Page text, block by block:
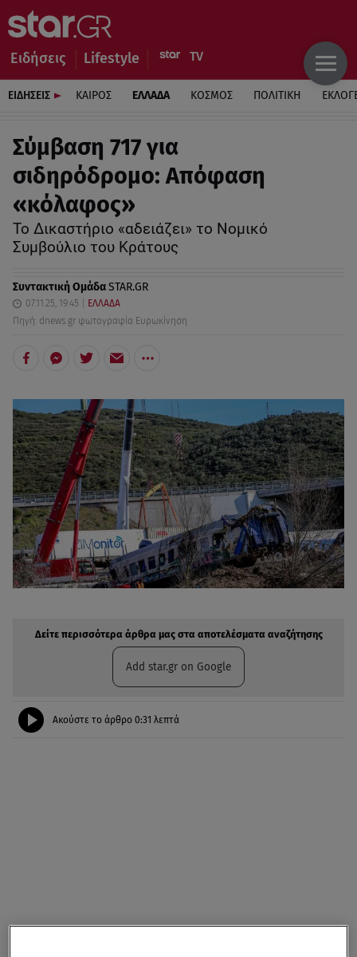
Ειδήσεις Lifestyle
ΕΙΔΗΣΕΙΣ ΚΑΙΡΟΣ ΕΛΛΑΔΑ ΚΟΣΜΟΣ ΠΟΛΙΤΙΚΗ
Σύμβαση 717 για
σιδηρόδρομο: Απόφαση
«κόλαφος»
Το Δικαστήριο «αδειάζει» το Νομικό
Συμβούλιο του Κράτους
Συντακτική ΟμάδαSTAR.GR
07.11.25, 19:45
ΕΛΛΑΔΑ
Πηγή: dnews.gr φωτογραφία Ευρωκίνηση
Δείτε περισσότερα άρθρα μας στα αποτελέσματα αναζήτησης
Add star.gr on Google
Ακούστε το άρθρο 0:31 λεπτά